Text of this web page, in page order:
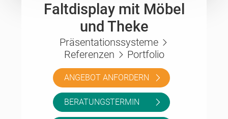
Faltdisplay mit Möbel
und Theke
Präsentationssysteme
Referenzen
Portfolio
ANGEBOT ANFORDERN
BERATUNGSTERMIN